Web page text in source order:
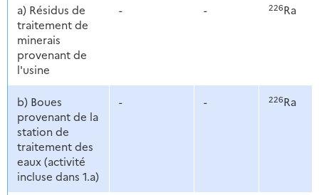
a) Résidus de
traitement de
minerais
provenant de
l'usine
- - 226Ra
b) Boues
provenant de la
station de
traitement des
eaux (activité
incluse dans 1.a)
- - 226Ra